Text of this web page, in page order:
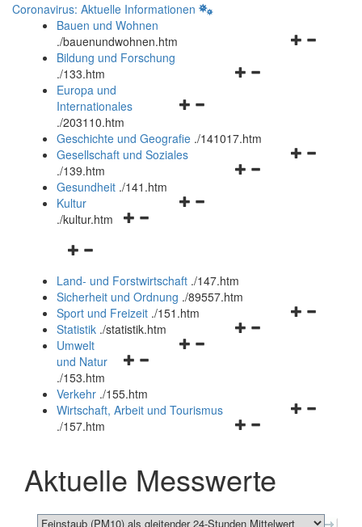
Coronavirus: Aktuelle Informationen
Bauen und Wohnen
./bauenundwohnen.htm
Navigationsmenü
Bildung und Forschung
./133.htm
Navigationsmenü
und
schließen
Europa und
Internationales
./203110.htm
Geschichte und Geografie ./141017.htm
Navigationsmenü
Gesellschaft und Soziales
./139.htm
Navigationsmenü
Gesundheit ./141.htm
Navigationsmenü
Kultur
./kultur.htm
Navigationsmenü
und
schließen
Land- und Forstwirtschaft ./147.htm
Sicherheit und Ordnung ./89557.htm
Navigationsmenü
Sport und Freizeit ./151.htm
Navigationsmenü
Statistik ./statistik.htm
Navigationsmenü
und
schließen
Umwelt
und Natur
./153.htm
Verkehr ./155.htm
Navigationsmenü
schließen
Wirtschaft, Arbeit und Tourismus
./157.htm
Aktuelle Messwerte